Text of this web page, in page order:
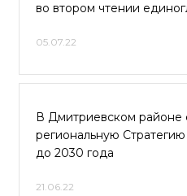
во втором чтении
05.07.22
В Дмитриевском районе
региональную
до 2030 года
21.06.22